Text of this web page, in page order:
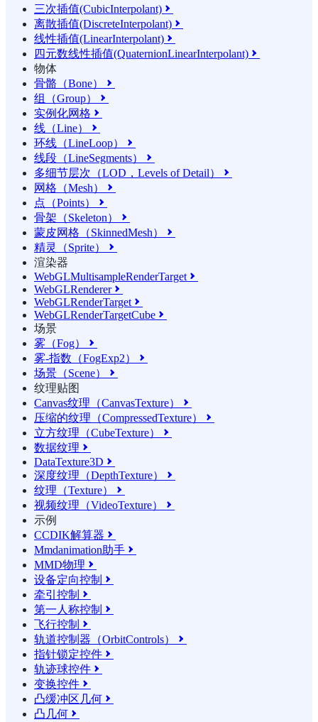
三次插值(CubicInterpolant) 
离散插值(DiscreteInterpolant) 
线性插值(LinearInterpolant) 
四元数线性插值(QuaternionLinearInterpolant) 
物体
骨骼（Bone）

组（Group） 
实例化网格 
线（Line） 
环线（LineLoop） 
线段（LineSegments） 
多细节层次（LOD，Levels of Detail） 
网格（Mesh） 
点（Points） 
骨架（Skeleton） 
蒙皮网格（SkinnedMesh） 
精灵（Sprite） 
渲染器
WebGLMultisampleRenderTarget 
WebGLRenderer
WebGLRenderTarget 
WebGLRenderTargetCube 
场景
雾（Fog）

雾-指数（FogExp2） 
场景（Scene） 
纹理贴图
Canvas纹理（CanvasTexture）

压缩的纹理（CompressedTexture） 
立方纹理（CubeTexture） 
数据纹理 
DataTexture3D 
深度纹理（DepthTexture） 
纹理（Texture） 
视频纹理（VideoTexture） 
示例
CCDIK解算器 
Mmdanimation助手 
MMD物理 
设备定向控制 
牵引控制 
第一人称控制 
飞行控制 
轨道控制器（OrbitControls） 
指针锁定控件 
轨迹球控件 
变换控件 
凸缓冲区几何 
凸几何 